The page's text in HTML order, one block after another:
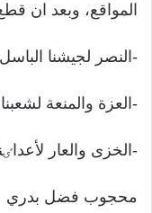
المواقع، وبعد ان
-النصر لجيشنا
-العزة والمنعة
-الخزی والعار
محجوب فضل بدري